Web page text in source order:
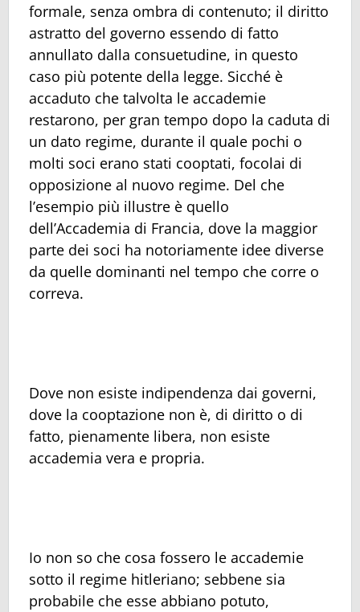
formale, senza ombra di contenuto; il diritto
astratto del governo essendo di fatto
annullato dalla consuetudine, in questo
caso più potente della legge. Sicché è
accaduto che talvolta le accademie
restarono, per gran tempo dopo la caduta di
un dato regime, durante il quale pochi o
molti soci erano stati cooptati, focolai di
opposizione al nuovo regime. Del che
l’esempio più illustre è quello
dell’Accademia di Francia, dove la maggior
parte dei soci ha notoriamente idee diverse
da quelle dominanti nel tempo che corre o
correva.
Dove non esiste indipendenza dai governi,
dove la cooptazione non è, di diritto o di
fatto, pienamente libera, non esiste
accademia vera e propria.
Io non so che cosa fossero le accademie
sotto il regime hitleriano; sebbene sia
probabile che esse abbiano potuto,